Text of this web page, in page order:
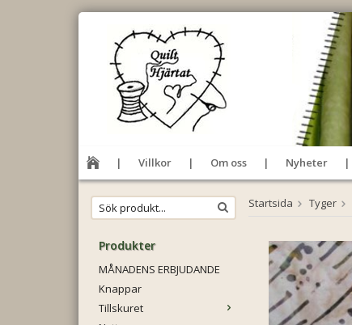
Villkor
Om oss Nyheter
Produkter
MÅNADENS ERBJUDANDE
Knappar
Tillskuret
Startsida Tyger